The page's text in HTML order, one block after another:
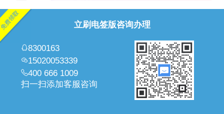
立刷电签版咨询办理
8300163
15020053339
400 666 1009
扫一扫添加客服咨询